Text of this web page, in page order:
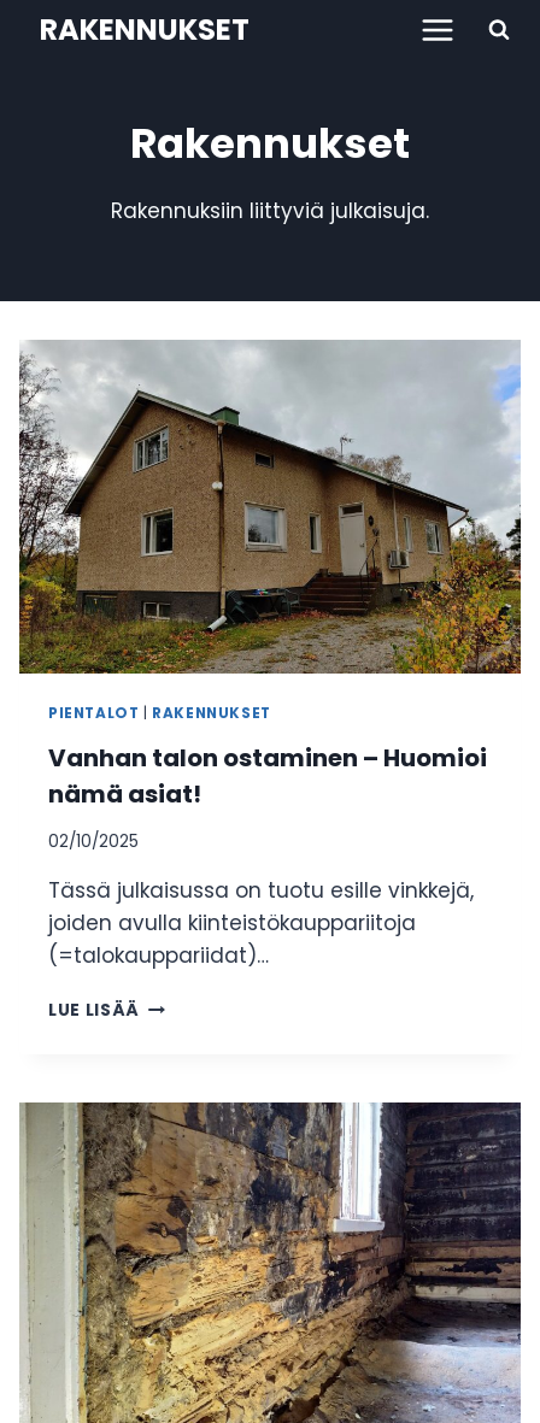
Siirry
sisältöön
RAKENNUKSET
Rakennukset
Rakennuksiin liittyviä julkaisuja.
PIENTALOT RAKENNUKSET
Vanhan talon ostaminen – Huomioi
nämä asiat!
02/10/2025
Tässä julkaisussa on tuotu esille vinkkejä,
joiden avulla kiinteistökauppariitoja
(=talokauppariidat)…
LUE LISÄÄ VANHAN
HUOMIOI
NÄMÄ
ASIAT!